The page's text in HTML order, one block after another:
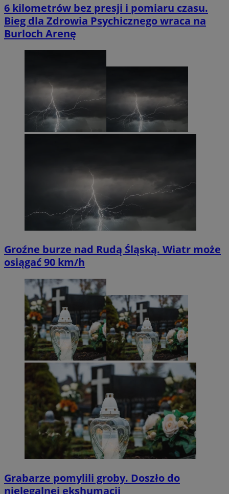
6 kilometrów bez presji i pomiaru czasu.
Bieg dla Zdrowia Psychicznego wraca na
Burloch Arenę
Groźne burze nad Rudą Śląską. Wiatr może
osiągać 90 km/h
Grabarze pomylili groby. Doszło do
nielegalnej ekshumacji